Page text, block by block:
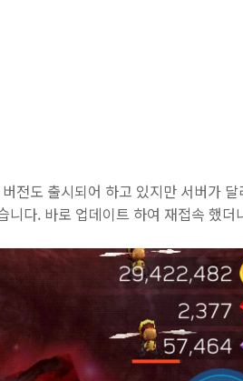
전도 출시되어 하고 있지만 서버가
다. 바로 업데이트 하여 재접속 했더